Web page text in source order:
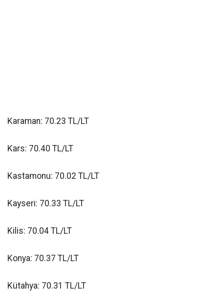
Karaman: 70.23 TL/LT
Kars: 70.40 TL/LT
Kastamonu: 70.02 TL/LT
Kayseri: 70.33 TL/LT
Kilis: 70.04 TL/LT
Konya: 70.37 TL/LT
Kütahya: 70.31 TL/LT